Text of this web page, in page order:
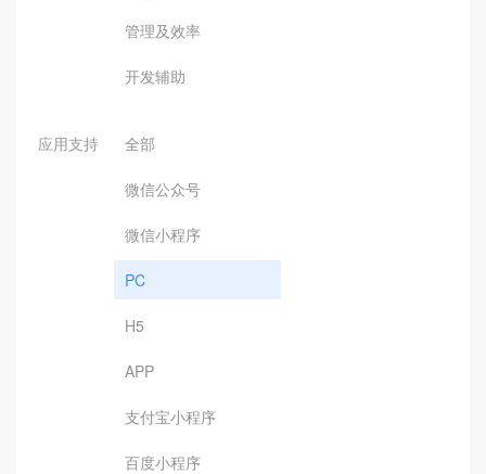
管理及效率
开发辅助
应用支持 全部
微信公众号
微信小程序
PC
H5
APP
支付宝小程序
百度小程序